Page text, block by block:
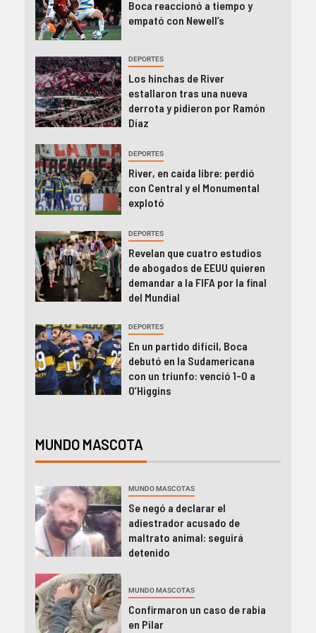
Boca reaccionó a tiempo y
empató con Newell’s
DEPORTES
Los hinchas de River
estallaron tras una nueva
derrota y pidieron por Ramón
Díaz
DEPORTES
River, en caída libre: perdió
con Central y el Monumental
explotó
DEPORTES
Revelan que cuatro estudios
de abogados de EEUU quieren
demandar a la FIFA por la final
del Mundial
DEPORTES
En un partido difícil, Boca
debutó en la Sudamericana
con un triunfo: venció 1-0 a
O’Higgins
MUNDO MASCOTA
MUNDO MASCOTAS
Se negó a declarar el
adiestrador acusado de
maltrato animal: seguirá
detenido
MUNDO MASCOTAS
Confirmaron un caso de rabia
en Pilar